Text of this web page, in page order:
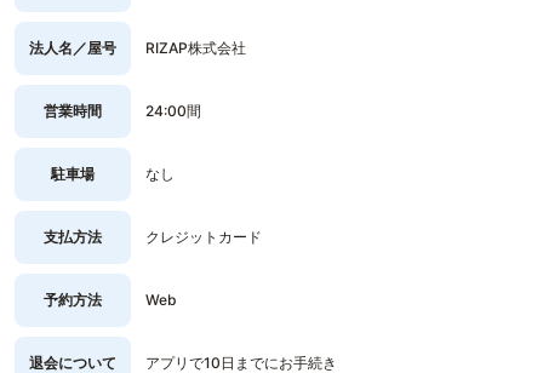
法人名／屋号 RIZAP株式会社
営業時間 24:00間
駐車場 なし
支払方法 クレジットカード
予約方法 Web
退会について アプリで10日までにお手続き